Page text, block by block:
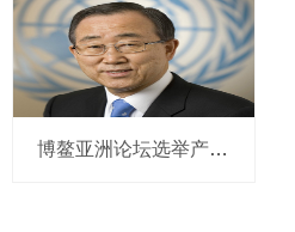
博鳌亚洲论坛选举产生新一届理事会 潘基文当选理事长